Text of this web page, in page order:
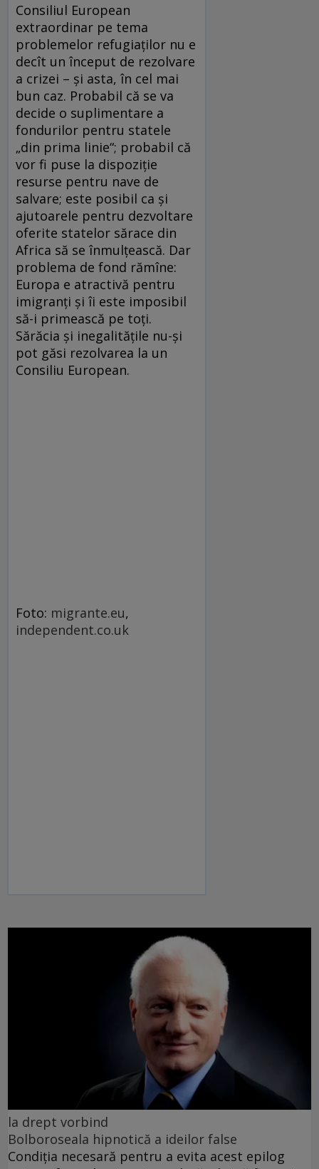
Consiliul European
extraordinar pe tema
problemelor refugiaţilor nu e
decît un început de rezolvare
a crizei – şi asta, în cel mai
bun caz. Probabil că se va
decide o suplimentare a
fondurilor pentru statele
„din prima linie“; probabil că
vor fi puse la dispoziţie
resurse pentru nave de
salvare; este posibil ca şi
ajutoarele pentru dezvoltare
oferite statelor sărace din
Africa să se înmulţească. Dar
problema de fond rămîne:
Europa e atractivă pentru
imigranţi şi îi este imposibil
să-i primească pe toţi.
Sărăcia şi inegalităţile nu-şi
pot găsi rezolvarea la un
Consiliu European.
Foto: migrante.eu,
independent.co.uk
la drept vorbind
Bolboroseala hipnotică a ideilor false
Condiția necesară pentru a evita acest epilog